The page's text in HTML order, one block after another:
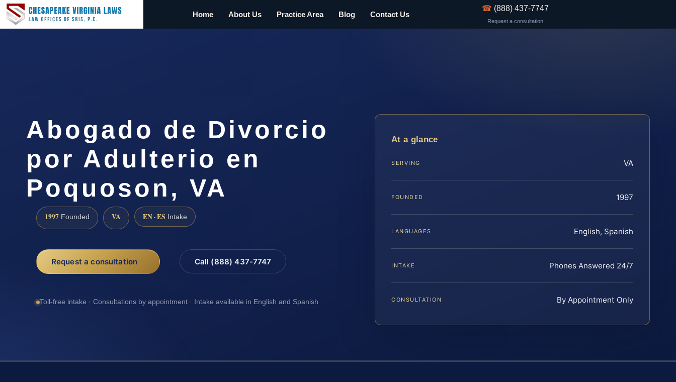
Home About Us Practice Area Blog Contact Us
☎ (888) 437-7747
Request a consultation
Abogado de Divorcio
por Adulterio en
Poquoson, VA
1997 Founded VA EN · ES Intake
Request a consultation Call (888) 437-7747
Toll-free intake · Consultations by appointment · Intake available in English and Spanish
At a glance
SERVING VA
FOUNDED 1997
LANGUAGES English, Spanish
INTAKE Phones Answered 24/7
CONSULTATION By Appointment Only